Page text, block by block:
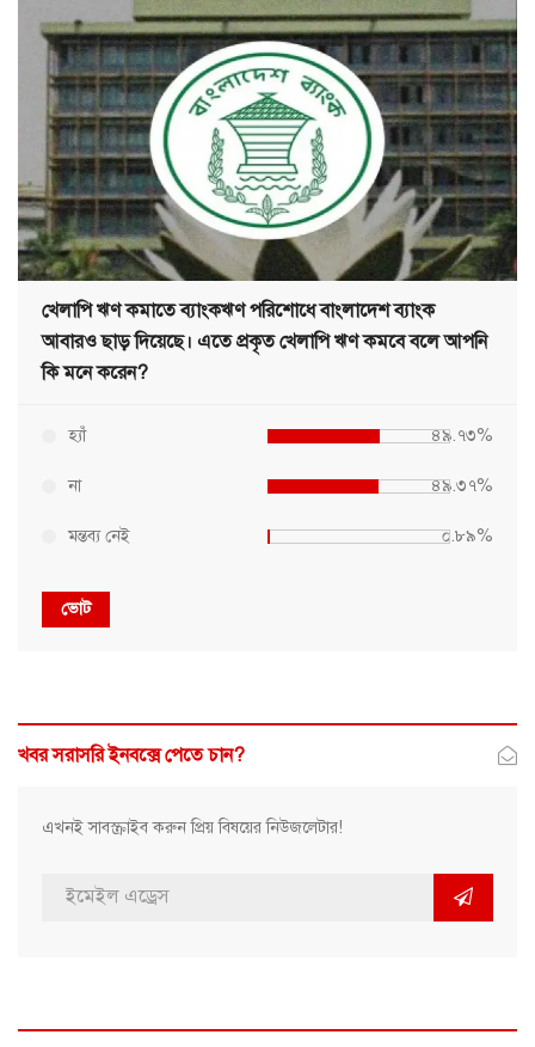
খেলাপি ঋণ কমাতে ব্যাংকঋণ পরিশোধে বাংলাদেশ ব্যাংক
আবারও ছাড় দিয়েছে। এতে প্রকৃত খেলাপি ঋণ কমবে বলে আপনি
কি মনে করেন?
হ্যাঁ ৪৯.৭৩%
না ৪৯.৩৭%
মন্তব্য নেই ০.৮৯%
ভোট
খবর সরাসরি ইনবক্সে পেতে চান?
এখনই সাবস্ক্রাইব করুন প্রিয় বিষয়ের নিউজলেটার!